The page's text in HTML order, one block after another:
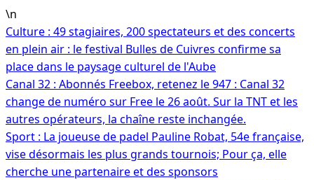
\n
au
contenu
Culture : 49 stagiaires, 200 spectateurs et des concerts
en plein air : le festival Bulles de Cuivres confirme sa
place dans le paysage culturel de l'Aube
Canal 32 : Abonnés Freebox, retenez le 947 : Canal 32
change de numéro sur Free le 26 août. Sur la TNT et les
autres opérateurs, la chaîne reste inchangée.
Sport : La joueuse de padel Pauline Robat, 54e française,
vise désormais les plus grands tournois; Pour ça, elle
cherche une partenaire et des sponsors